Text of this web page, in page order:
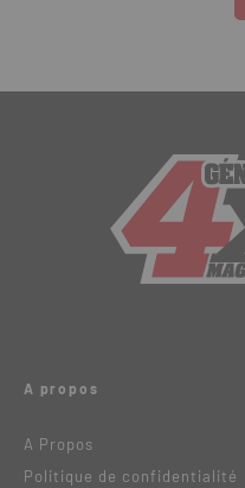
A propos
A Propos
Politique de confidentialité